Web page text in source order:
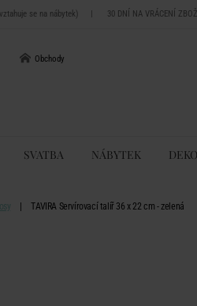
se na nábytek) | 30 DNÍ NA VRÁCENÍ
Obchody
SVATBA NÁBYTEK
TAVIRA Servírovací talíř 36 x 22 cm - zelená